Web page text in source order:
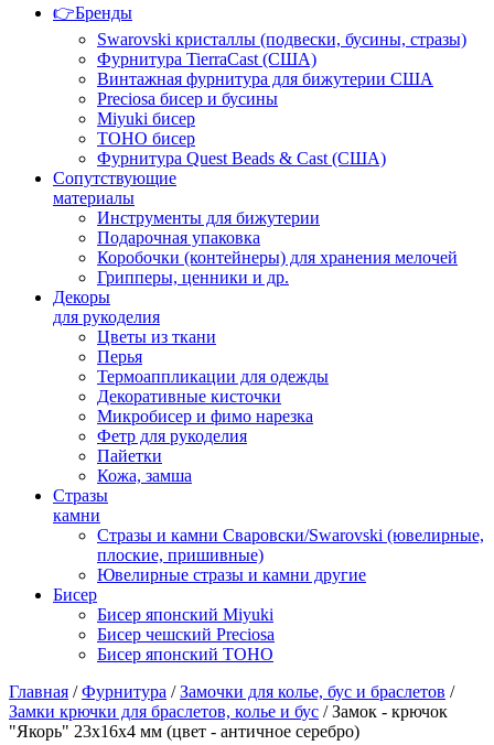
👉Бренды
Swarovski кристаллы (подвески, бусины, стразы)
Фурнитура TierraCast (США)
Винтажная фурнитура для бижутерии США
Preciosa бисер и бусины
Miyuki бисер
TOHO бисер
Фурнитура Quest Beads & Cast (США)
Сопутствующие
материалы
Инструменты для бижутерии
Подарочная упаковка
Коробочки (контейнеры) для хранения мелочей
Грипперы, ценники и др.
Декоры
для рукоделия
Цветы из ткани
Перья
Термоаппликации для одежды
Декоративные кисточки
Микробисер и фимо нарезка
Фетр для рукоделия
Пайетки
Кожа, замша
Стразы
камни
Стразы и камни Сваровски/Swarovski (ювелирные,
плоские, пришивные)
Ювелирные стразы и камни другие
Бисер
Бисер японский Miyuki
Бисер чешский Preciosa
Бисер японский TOHO
Главная /Фурнитура /Замочки для колье, бус и браслетов /
Замки крючки для браслетов, колье и бус / Замок - крючок
"Якорь" 23х16х4 мм (цвет - античное серебро)